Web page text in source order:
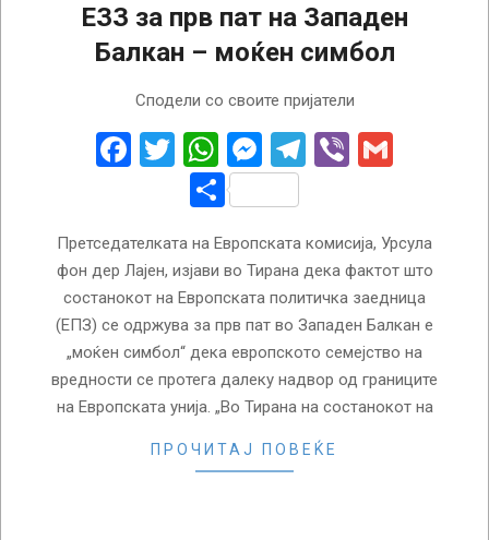
ЕЗЗ за прв пат на Западен
Балкан – моќен симбол
Сподели со своите пријатели
Facebook
Twitter
WhatsApp
Messenger
Telegram
Viber
Share
Претседателката на Европската комисија, Урсула
фон дер Лајен, изјави во Тирана дека фактот што
состанокот на Европската политичка заедница
(ЕПЗ) се одржува за прв пат во Западен Балкан е
„моќен симбол“ дека европското семејство на
вредности се протега далеку надвор од границите
на Европската унија. „Во Тирана на состанокот на
ПРОЧИТАЈ ПОВЕЌЕ